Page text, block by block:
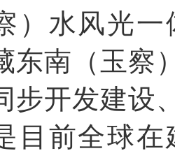
）水风光
东南（玉察
步开发建设
目前全球